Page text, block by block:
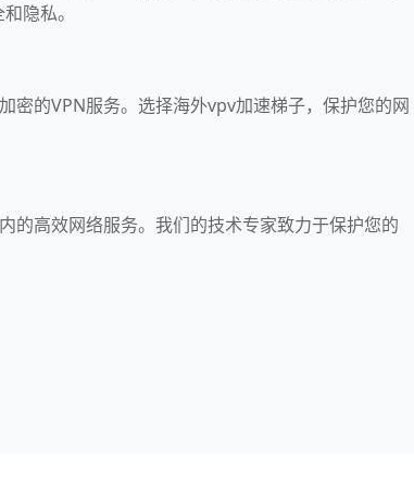
隐私。
密的VPN服务。选择海外vpv加速梯子，保护您的网
的高效网络服务。我们的技术专家致力于保护您的